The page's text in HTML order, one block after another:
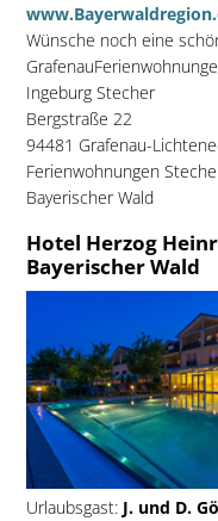
Wünsche noch eine
Ingeburg Stecher
Bergstraße 22
94481 Grafenau-
Ferienwohnungen
Bayerischer Wald
Hotel Herzog
Bayerischer Wald
Urlaubsgast:J. und D.